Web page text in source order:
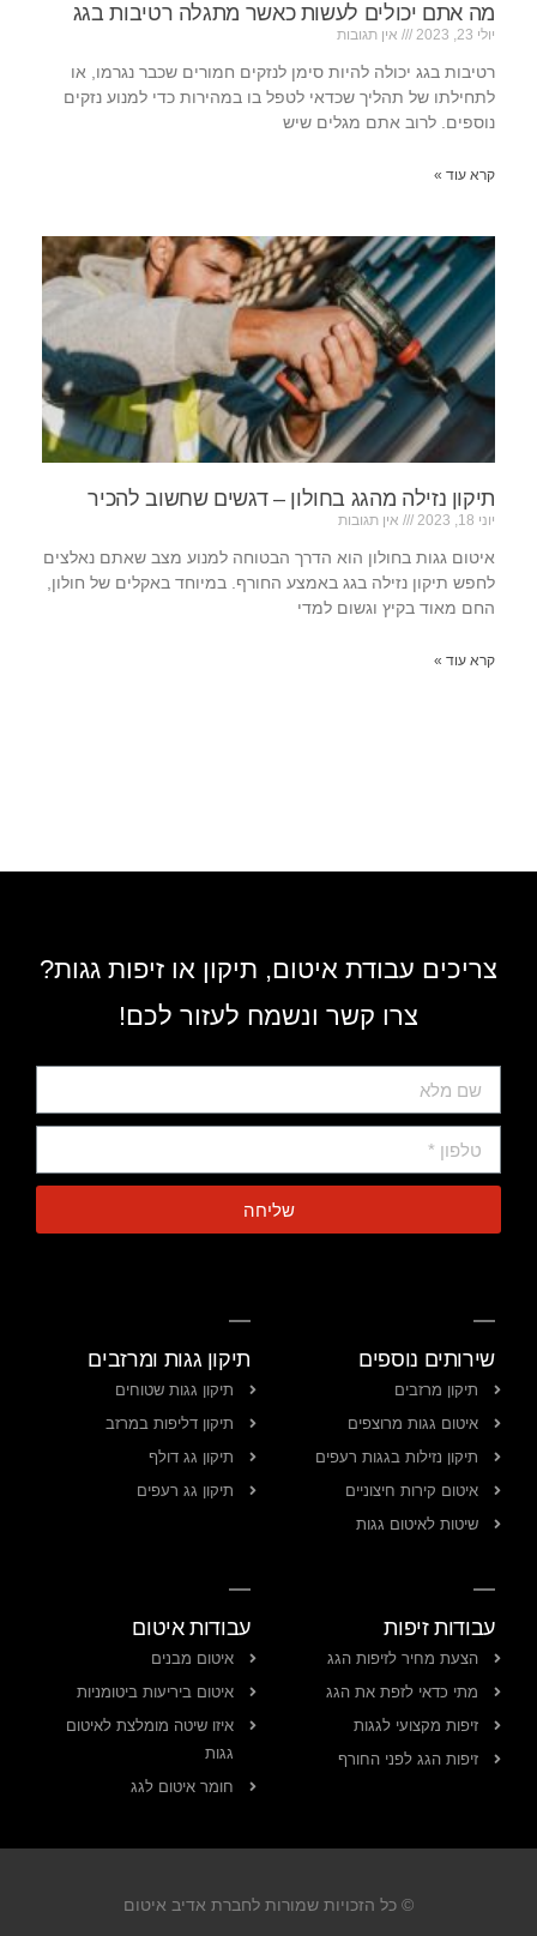
מה אתם יכולים לעשות כאשר מתגלה רטיבות בגג
יולי 23, 2023 אין תגובות
רטיבות בגג יכולה להיות סימן לנזקים חמורים שכבר נגרמו, או
לתחילתו של תהליך שכדאי לטפל בו במהירות כדי למנוע נזקים
נוספים. לרוב אתם מגלים שיש
קרא עוד »
תיקון נזילה מהגג בחולון – דגשים שחשוב להכיר
יוני 18, 2023 אין תגובות
איטום גגות בחולון הוא הדרך הבטוחה למנוע מצב שאתם נאלצים
לחפש תיקון נזילה בגג באמצע החורף. במיוחד באקלים של חולון,
החם מאוד בקיץ וגשום למדי
קרא עוד »
צריכים עבודת איטום, תיקון או זיפות גגות?
צרו קשר ונשמח לעזור לכם!
שליחה
שירותים נוספים
תיקון מרזבים
איטום גגות מרוצפים
תיקון נזילות בגגות רעפים
איטום קירות חיצוניים
שיטות לאיטום גגות
תיקון גגות ומרזבים
תיקון גגות שטוחים
תיקון דליפות במרזב
תיקון גג דולף
תיקון גג רעפים
עבודות זיפות
הצעת מחיר לזיפות הגג
מתי כדאי לזפת את הגג
זיפות מקצועי לגגות
זיפות הגג לפני החורף
עבודות איטום
איטום מבנים
איטום ביריעות ביטומניות
איזו שיטה מומלצת לאיטום
גגות
חומר איטום לגג
© כל הזכויות שמורות לחברת אדיב איטום